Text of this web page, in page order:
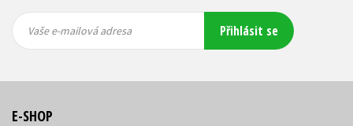
mailová
mailová
Vaše e-mailová adresa Přihlásit se
E-SHOP